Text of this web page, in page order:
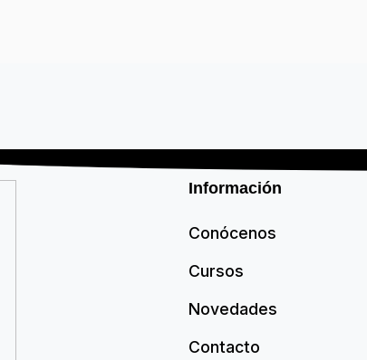
Información
Conócenos
Cursos
Novedades
Contacto